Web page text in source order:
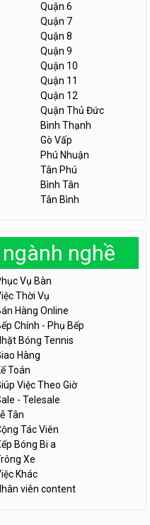
Quận 6
Quận 7
Quận 8
Quận 9
Quận 10
Quận 11
Quận 12
Quận Thủ Đức
Bình Thạnh
Gò Vấp
Phú Nhuận
Tân Phú
Bình Tân
Tân Bình
nghề
Vụ Bàn
Thời Vụ
Hàng Online
Chính - Phụ Bếp
Bóng Tennis
Hàng
Toán
Việc Theo Giờ
- Telesale
Tân
Tác Viên
Bóng Bi a
Xe
Khác
viên content